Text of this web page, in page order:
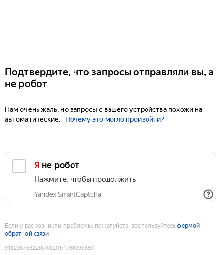
Подтвердите, что запросы отправляли вы, а
не робот
Нам очень жаль, но запросы с вашего устройства похожи на
автоматические.
Почему это могло произойти?
Я не робот
Нажмите, чтобы продолжить
Yandex SmartCaptcha
Если у вас возникли проблемы, пожалуйста, воспользуйтесьформой
обратной связи
9182367532236700201 :1786095380